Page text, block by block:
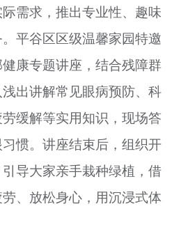
+
需求，推出专业性、趣味
平谷区区级温馨家园特邀
康专题讲座，结合残障群
出讲解常见眼病预防、科
缓解等实用知识，现场答
惯。讲座结束后，组织开
导大家亲手栽种绿植，借
、放松身心，用沉浸式体